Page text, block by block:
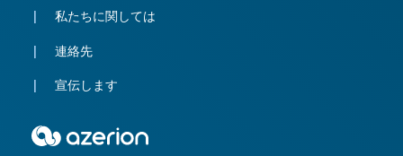
私たちに関しては
連絡先
宣伝します